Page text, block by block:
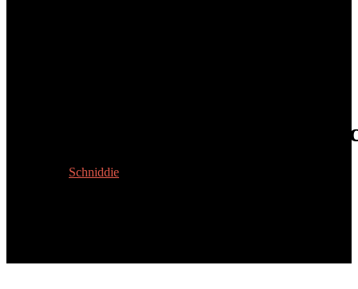
Folge 3/14: Darf’s auch ein
Schniddie